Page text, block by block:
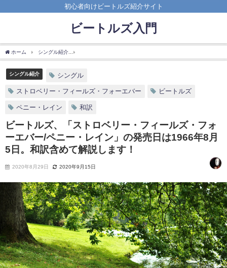
初心者向けビートルズ紹介サイト
ビートルズ入門
ホーム シングル紹介
シングル紹介 シングル
ストロベリー・フィールズ・フォーエバー ビートルズ
ペニー・レイン 和訳
ビートルズ、「ストロベリー・フィールズ・フォ
ーエバー/ペニー・レイン」の発売日は1966年8月
5日。和訳含めて解説します！
2020年8月29日 2020年9月15日